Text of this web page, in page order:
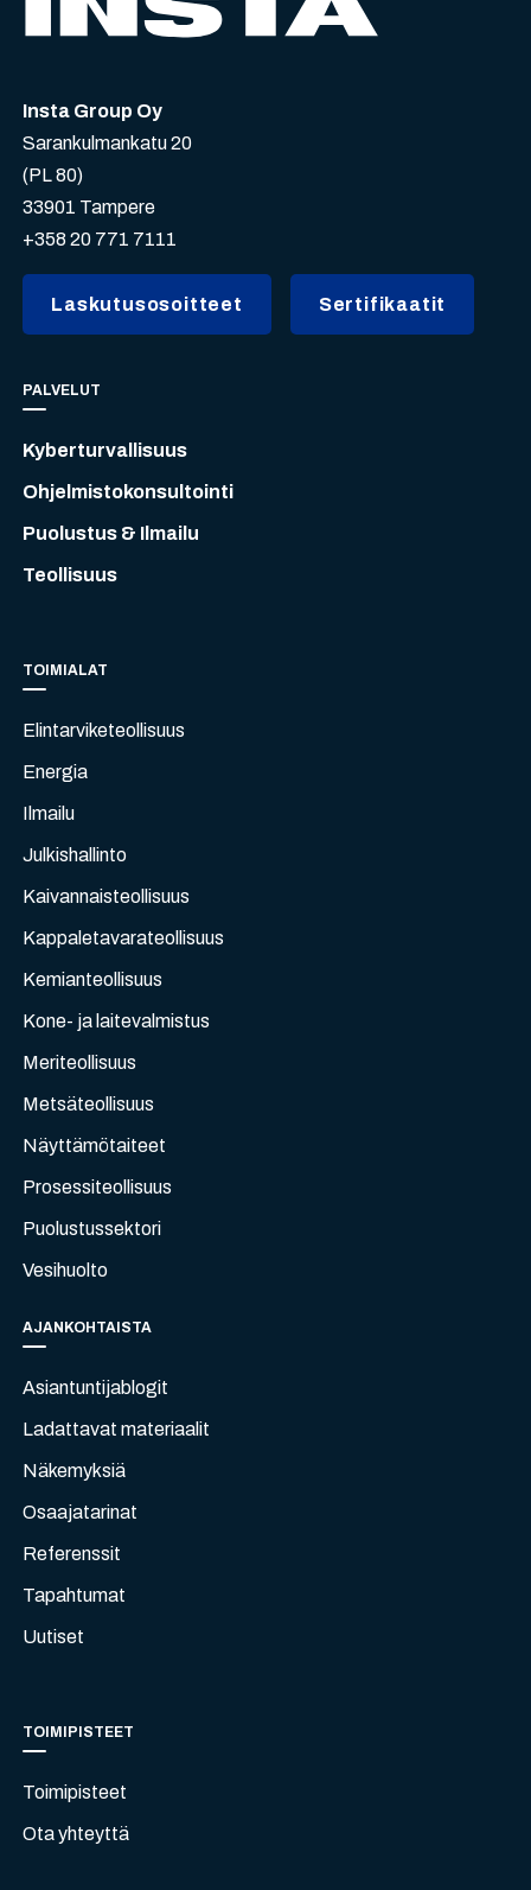
Insta Group Oy
Sarankulmankatu 20
(PL 80)
33901 Tampere
+358 20 771 7111
Laskutusosoitteet Sertifikaatit
PALVELUT
Kyberturvallisuus
Ohjelmistokonsultointi
Puolustus & Ilmailu
Teollisuus
TOIMIALAT
Elintarviketeollisuus
Energia
Ilmailu
Julkishallinto
Kaivannaisteollisuus
Kappaletavarateollisuus
Kemianteollisuus
Kone- ja laitevalmistus
Meriteollisuus
Metsäteollisuus
Näyttämötaiteet
Prosessiteollisuus
Puolustussektori
Vesihuolto
AJANKOHTAISTA
Asiantuntijablogit
Ladattavat materiaalit
Näkemyksiä
Osaajatarinat
Referenssit
Tapahtumat
Uutiset
TOIMIPISTEET
Toimipisteet
Ota yhteyttä